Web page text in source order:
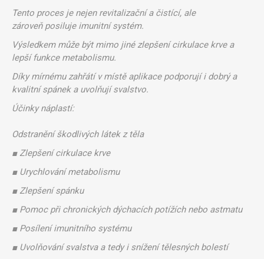
Tento proces je nejen revitalizační a čistící, ale
zároveň posiluje imunitní systém.
Výsledkem může být mimo jiné zlepšení cirkulace krve a
lepší funkce metabolismu.
Díky mírnému zahřátí v místě aplikace podporují i dobrý a
kvalitní spánek a uvolňují svalstvo.
Účinky náplastí:
Odstranění škodlivých látek z těla
■ Zlepšení cirkulace krve
■ Urychlování metabolismu
■ Zlepšení spánku
■ Pomoc při chronických dýchacích potížích nebo astmatu
■ Posílení imunitního systému
■ Uvolňování svalstva a tedy i snížení tělesných bolestí